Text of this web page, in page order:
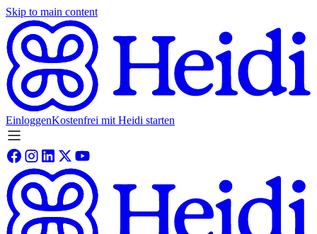
Skip to main content
EinloggenKostenfrei mit Heidi starten